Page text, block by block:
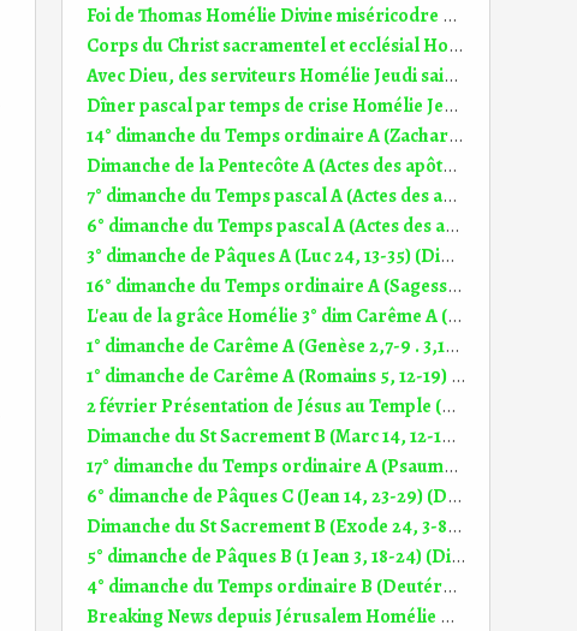
Foi de Thomas Homélie Divine miséricodre 2° dim TP A 16.04.2023)
Corps du Christ sacramentel et ecclésial Homélie Dimanche du St Sacrement B (6.06.2021)
Avec Dieu, des serviteurs Homélie Jeudi saint (1.04.2021)
Dîner pascal par temps de crise Homélie Jeudi saint (9.04.2020)
14° dimanche du Temps ordinaire A (Zacharie 9, 9-10) (DiMail 174)
Dimanche de la Pentecôte A (Actes des apôtres 2, 1-11) (DiMail 167)
7° dimanche du Temps pascal A (Actes des apôtres 1, 1-11) (DiMail 166)
6° dimanche du Temps pascal A (Actes des apôtres 8, 5-8.14-17) (DiMail 165)
3° dimanche de Pâques A (Luc 24, 13-35) (DiMail 16)
16° dimanche du Temps ordinaire A (Sagesse 12, 13.16-19) (DiMail 176)
L'eau de la grâce Homélie 3° dim Carême A (8.03.2026)
1° dimanche de Carême A (Genèse 2,7-9 . 3,1-7) (DiMail 154)
1° dimanche de Carême A (Romains 5, 12-19) (DiMail 313)
2 février Présentation de Jésus au Temple (Hébreux 2, 14-18) (DiMail 56)
Dimanche du St Sacrement B (Marc 14, 12-16.22-26) (DiMail 76)
17° dimanche du Temps ordinaire A (Psaume 118 (119)) (DiMail 537)
6° dimanche de Pâques C (Jean 14, 23-29) (DiMail 120)
Dimanche du St Sacrement B (Exode 24, 3-8) (DiMail 219)
5° dimanche de Pâques B (1 Jean 3, 18-24) (DiMail 397)
4° dimanche du Temps ordinaire B (Deutéronome 18, 15-20) (DiMail 198a)
Breaking News depuis Jérusalem Homélie Dimanche de Pâques (5.04.2026)